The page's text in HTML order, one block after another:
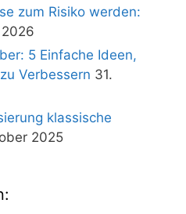
zum Risiko werden:
2026
5 Einfache Ideen,
Verbessern 31.
klassische
2025